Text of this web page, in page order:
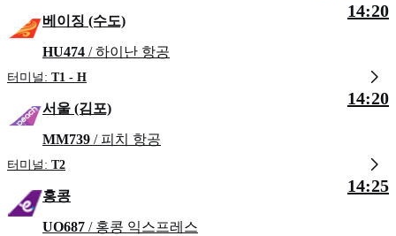
베이징 (수도)
HU474 / 하이난 항공
터미널: T1 - H
14:20
서울 (김포)
MM739 / 피치 항공
터미널: T2
14:20
홍콩
UO687 / 홍콩 익스프레스
14:25